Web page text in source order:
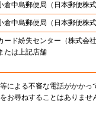
倉中島郵便局 （日本郵便株
倉中島郵便局 （日本郵便株
ード紛失センター （株式会
たは上記店舗
による不審な電話がかかっ
お尋ねすることはありませ